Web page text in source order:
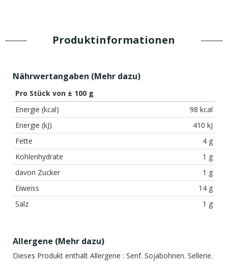
Produktinformationen
Nährwertangaben (Mehr dazu)
Pro Stück von ± 100 g
Energie (kcal)
98 kcal
Energie (kJ)
410 kJ
Fette
4 g
Kohlenhydrate
1 g
davon Zucker
1 g
Eiweiss
14 g
Salz
1 g
Allergene (Mehr dazu)
Dieses Produkt enthält Allergene : Senf. Sojabohnen. Sellerie.